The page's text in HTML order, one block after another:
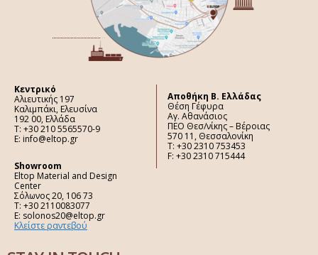
Κεντρικό
Αλιευτικής 197
Καλιμπάκι, Ελευσίνα
192 00, Ελλάδα
Τ: +30 210 5565570-9
E: info@eltop.gr
Showroom
Eltop Material and Design
Center
Σόλωνος 20, 106 73
Τ: +30 2110083077
E: solonos20@eltop.gr
Κλείστε ραντεβού
Aποθήκη Β. Ελλάδας
Θέση Γέφυρα
Αγ. Αθανάσιος
ΠΕΟ Θεσ/νίκης – Βέροιας
570 11, Θεσσαλονίκη
Τ: +30 2310 753453
F: +30 2310 715444